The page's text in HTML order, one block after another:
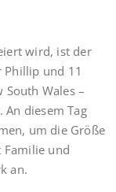
wird, ist der
Phillip und 11
Wales –
An diesem Tag
um die Größe
Familie und
an.